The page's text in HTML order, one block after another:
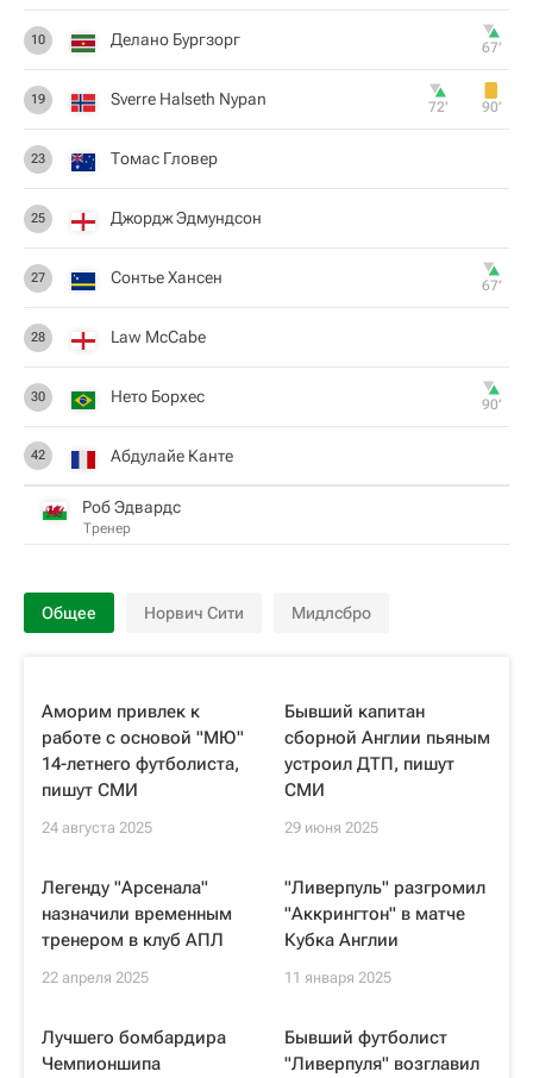
10 Делано Бургзорг 67‎’‎
19 Sverre Halseth Nypan 72‎’‎ 90‎’‎
23 Томас Гловер
25 Джордж Эдмундсон
27 Сонтье Хансен 67‎’‎
28 Law McCabe
30 Нето Борхес 90‎’‎
42 Абдулайе Канте
Роб Эдвардс
Тренер
Общее Норвич Сити Мидлсбро
Аморим привлек к
работе с основой "МЮ"
14-летнего футболиста,
пишут СМИ
24 августа 2025
Бывший капитан
сборной Англии пьяным
устроил ДТП, пишут
СМИ
29 июня 2025
Легенду "Арсенала"
назначили временным
тренером в клуб АПЛ
22 апреля 2025
"Ливерпуль" разгромил
"Аккрингтон" в матче
Кубка Англии
11 января 2025
Лучшего бомбардира
Чемпионшипа
Бывший футболист
"Ливерпуля" возглавил